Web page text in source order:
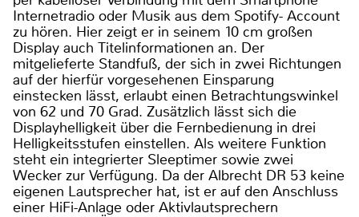
Internetradio oder Musik aus dem Spotify- Account
zu hören. Hier zeigt er in seinem 10 cm großen
Display auch Titelinformationen an. Der
mitgelieferte Standfuß, der sich in zwei Richtungen
auf der hierfür vorgesehenen Einsparung
einstecken lässt, erlaubt einen Betrachtungswinkel
von 62 und 70 Grad. Zusätzlich lässt sich die
Displayhelligkeit über die Fernbedienung in drei
Helligkeitsstufen einstellen. Als weitere Funktion
steht ein integrierter Sleeptimer sowie zwei
Wecker zur Verfügung. Da der Albrecht DR 53 keine
eigenen Lautsprecher hat, ist er auf den Anschluss
einer HiFi-Anlage oder Aktivlautsprechern